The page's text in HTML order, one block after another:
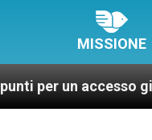
MISSIONE
giusto ed